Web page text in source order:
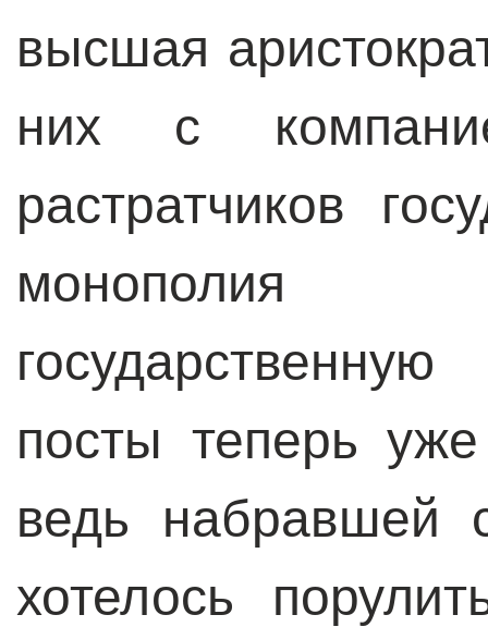
высшая
них с
растратчиков
монополия
посты теперь
ведь набравшей
хотелось